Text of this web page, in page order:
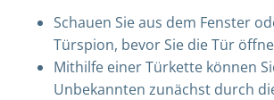
Schauen Sie aus dem Fenster
Türspion, bevor Sie die Tür
Mithilfe einer Türkette können
Unbekannten zunächst durch